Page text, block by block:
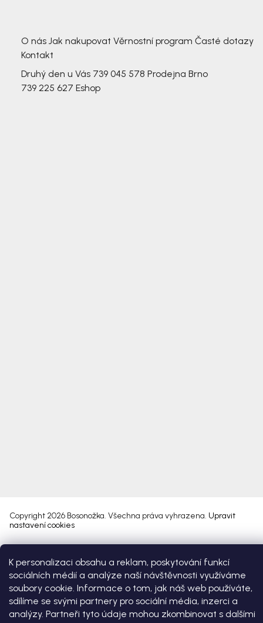
K personalizaci obsahu a reklam, poskytování funkcí
sociálních médií a analýze naší návštěvnosti využíváme
soubory cookie. Informace o tom, jak náš web používáte,
sdílíme se svými partnery pro sociální média, inzerci a
analýzy. Partneři tyto údaje mohou zkombinovat s dalšími
O nás Jak nakupovat Věrnostní program Časté dotazy
Kontakt
Druhý den u Vás 739 045 578 Prodejna Brno
739 225 627 Eshop
Copyright 2026 Bosonožka. Všechna práva vyhrazena. Upravit
nastavení cookies